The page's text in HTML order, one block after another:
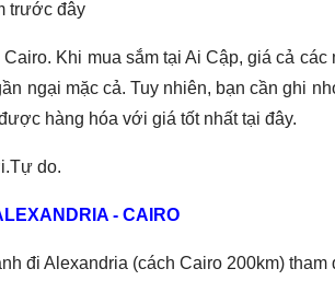
trước đây
Khi mua sắm tại Ai Cập, giá cả các
ngại mặc cả. Tuy nhiên, bạn cần ghi
hàng hóa với giá tốt nhất tại đây.
do.
- CAIRO
đi Alexandria (cách Cairo 200km) tham